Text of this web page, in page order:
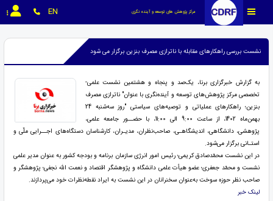
مرکز پژوهش های توسعه و آینده نگری EN
نشست بررسی راهکارهای مقابله با ناترازی مصرف بنزین برگزار می شود
به گزارش خبرگزاری برنا، یک‌صد و پنجاه و هشتمین نشست علمی-
تخصصی مرکز پژوهش‌های توسعه و آینده‌نگری با عنوان" ناترازی مصرف
بنزین؛ راهکارهای عملیاتی و توصیه‌­های سیاستی "روز سه‌شنبه 24
بهمن‌ماه 1402، از ساعت 9:00 الی 11:00، با حضــور جامعه علمی،
پژوهشی، دانشگاهی، اندیشگاهـی، صاحب‌نظران، مدیـران، کارشناسان دستگاه‌های اجــرایی ملّی و
استـانی برگزار می‌شود.
در این نشست محمّدصادق کریمی؛ رئیس امور انرژی سازمان برنامه و بودجه کشور به عنوان مدیر علمی
نشست و محمّد جعفری؛ عضو هیأت علمی دانشگاه و پژوهشگر اقتصاد و نعمت الله نجفی؛ پژوهشگر و
صاحب نظر حوزه سوخت به‌‌عنوان سخنرانان در این نشست به ایراد نقطه‌نظرات خود می‌پردازند.
لینک خبر